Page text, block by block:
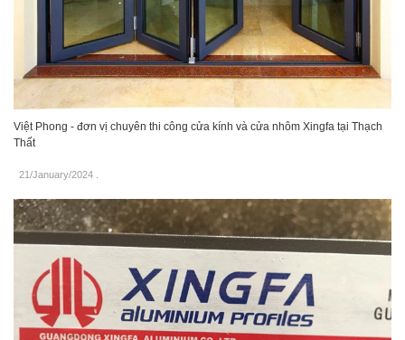
Việt Phong - đơn vị chuyên thi công cửa kính và cửa nhôm Xingfa tại Thạch
Thất
21/January/2024